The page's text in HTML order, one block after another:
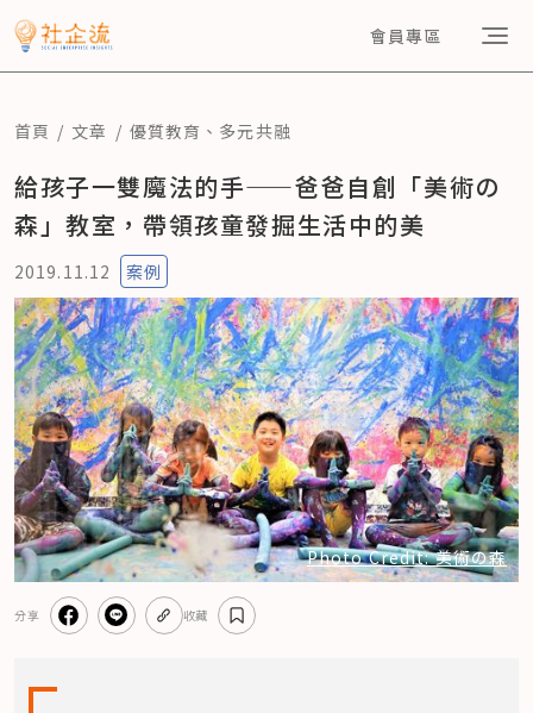
會員專區
首頁 文章 優質教育 、 多元共融
給孩子一雙魔法的手——爸爸自創「美術の
森」教室，帶領孩童發掘生活中的美
2019.11.12 案例
Photo Credit: 美術の森
分享 收藏